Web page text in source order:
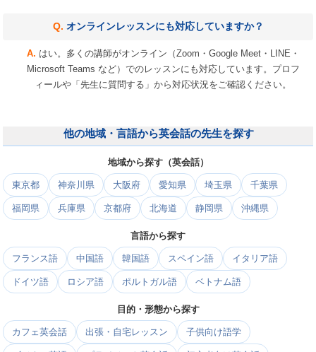
オンラインレッスンにも対応していますか？
はい。多くの講師がオンライン（Zoom・Google Meet・LINE・
Microsoft Teams など）でのレッスンにも対応しています。プロフ
ィールや「先生に質問する」から対応状況をご確認ください。
他の地域・言語から英会話の先生を探す
地域から探す（英会話）
東京都 神奈川県 大阪府 愛知県 埼玉県 千葉県
福岡県 兵庫県 京都府 北海道 静岡県 沖縄県
言語から探す
フランス語 中国語 韓国語 スペイン語 イタリア語
ドイツ語 ロシア語 ポルトガル語 ベトナム語
目的・形態から探す
カフェ英会話 出張・自宅レッスン 子供向け語学